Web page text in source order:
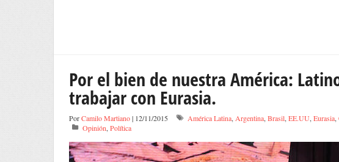
Por el bien de nuestra América:
trabajar con Eurasia.
PorCamilo Martiano| 12/11/2015 América Latina, Argentina, Brasil, EE.UU, Eurasia,
Opinión, Política